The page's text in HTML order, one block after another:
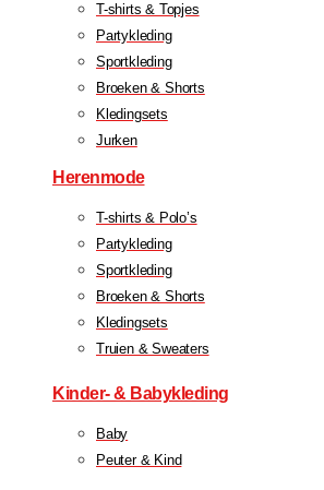
T-shirts & Topjes
Partykleding
Sportkleding
Broeken & Shorts
Kledingsets
Jurken
Herenmode
T-shirts & Polo’s
Partykleding
Sportkleding
Broeken & Shorts
Kledingsets
Truien & Sweaters
Kinder- & Babykleding
Baby
Peuter & Kind